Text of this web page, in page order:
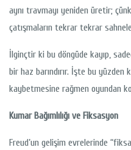
aynı travmayı yeniden üretir;
çatışmaların tekrar tekrar
İlginçtir ki bu döngüde kayıp,
bir haz barındırır. İşte bu yüzden
kaybetmesine rağmen oyundan
Kumar Bağımlılığı ve Fiksasyon
Freud’un gelişim evrelerinde